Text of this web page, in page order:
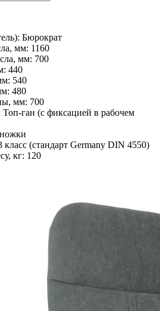
Бюрократ
мм: 1160
мм: 700
440
540
480
мм: 700
Топ-ган (с фиксацией в рабочем
класс (стандарт Germany DIN 4550)
кг: 120